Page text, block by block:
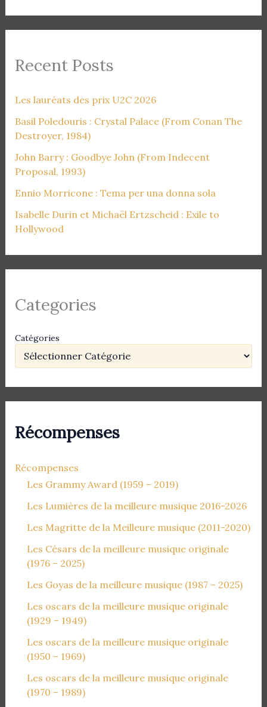
Recent Posts
Les lauréats des prix U2C 2026
Basil Poledouris : Crystal Palace (From Conan The
Destroyer, 1984)
John Barry : Goodbye John (From Indecent
Proposal, 1993)
Ennio Morricone : Tema per una donna sola
Isabelle Durin et Michaël Ertzscheid : Exile to
Hollywood
Categories
Catégories
Récompenses
Récompenses
Les Grammy Award (1959 – 2019)
Les Lumières de la meilleure musique 2016-2026
Les Magritte de la Meilleure musique (2011-2020)
Les Césars de la meilleure musique originale
(1976 – 2025)
Les Goyas de la meilleure musique (1987 – 2025)
Les oscars de la meilleure musique originale
(1929 – 1949)
Les oscars de la meilleure musique originale
(1950 – 1969)
Les oscars de la meilleure musique originale
(1970 – 1989)